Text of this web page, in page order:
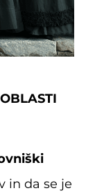
in da se je